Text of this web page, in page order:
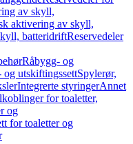
av skyll,
aktivering av skyll,
batteridriftReservedeler
Råbygg- og
og utskiftingssettSpylerør,
Integrerte styringerAnnet
for toaletter,
og
for toaletter og